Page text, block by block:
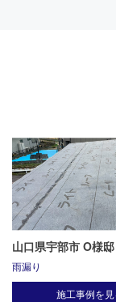
山口県宇部市 O様邸
雨漏り
施工事例を見